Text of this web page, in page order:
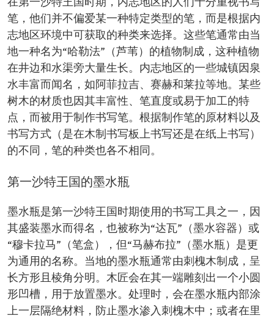
在第一沙特王国时期，内志地区的人们十分重视书写
笔，他们并不偏爱某一种特定类型的笔，而是根据内
志地区环境中可获取的种类来选择。这些笔通常由当
地一种名为“哈勒法”（芦苇）的植物制成，这种植物
在井边和水渠旁大量生长。内志地区的一些城镇因泉
水丰富而闻名，如阿菲拉吉、赛赫和莱拉等地。某些
树木的材质也因其丰富性、笔直度或易于加工的特
点，而被用于制作书写笔。根据制作笔的原材料以及
书写方式（是在木制书写板上书写还是在纸上书写）
的不同，笔的种类也各不相同。
第一沙特王国的墨水瓶
墨水瓶是第一沙特王国时期使用的书写工具之一，因
其盛装墨水而得名，也被称为“达瓦”（墨水容器）或
“穆卡拉马”（笔盒），但“马赫布拉”（墨水瓶）是更
为通用的名称。当地的墨水瓶通常由刺槐木制成，呈
长方形且棱角分明。木匠会在其一端雕刻出一个小圆
形凹槽，用于放置墨水。处理时，会在墨水瓶内部涂
上一层隔绝材料，防止墨水渗入刺槐木中；或者在里